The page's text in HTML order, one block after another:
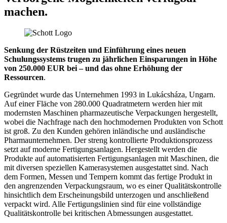
machen.
Senkung der Rüstzeiten und Einführung eines neuen
Schulungssystems trugen zu jährlichen Einsparungen in Höhe
von 250.000 EUR bei – und das ohne Erhöhung der
Ressourcen.
Gegründet wurde das Unternehmen 1993 in Lukácsháza, Ungarn.
Auf einer Fläche von 280.000 Quadratmetern werden hier mit
modernsten Maschinen pharmazeutische Verpackungen hergestellt,
wobei die Nachfrage nach den hochmodernen Produkten von Schott
ist groß. Zu den Kunden gehören inländische und ausländische
Pharmaunternehmen. Der streng kontrollierte Produktionsprozess
setzt auf moderne Fertigungsanlagen. Hergestellt werden die
Produkte auf automatisierten Fertigungsanlagen mit Maschinen, die
mit diversen speziellen Kamerasystemen ausgestattet sind. Nach
dem Formen, Messen und Tempern kommt das fertige Produkt in
den angrenzenden Verpackungsraum, wo es einer Qualitätskontrolle
hinsichtlich dem Erscheinungsbild unterzogen und anschließend
verpackt wird. Alle Fertigungslinien sind für eine vollständige
Qualitätskontrolle bei kritischen Abmessungen ausgestattet.